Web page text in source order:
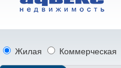
Жилая Коммерческая